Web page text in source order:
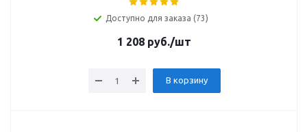
Доступно для заказа (73)
1 208 руб./шт
В корзину